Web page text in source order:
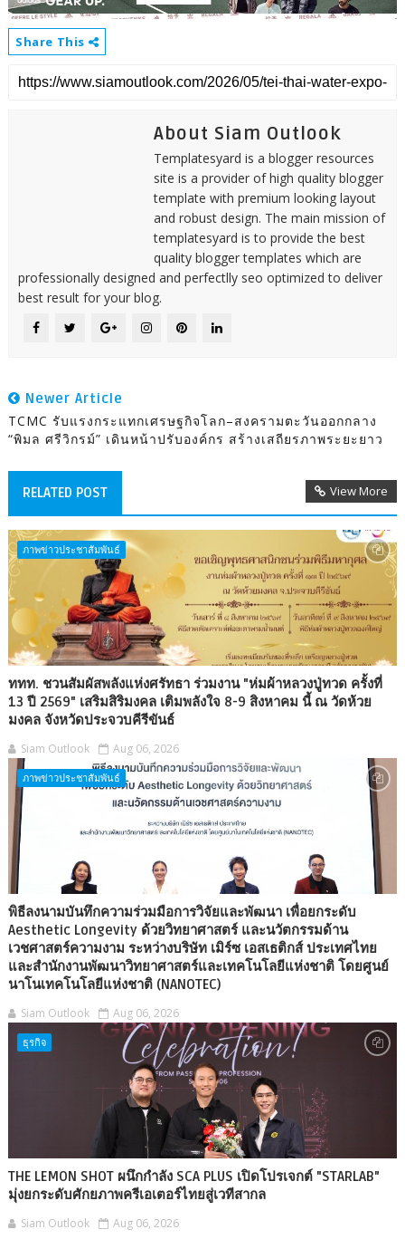
Share This
About Siam Outlook
Templatesyard is a blogger resources
site is a provider of high quality blogger
template with premium looking layout
and robust design. The main mission of
templatesyard is to provide the best
quality blogger templates which are
professionally designed and perfectlly seo optimized to deliver
best result for your blog.
Newer Article
TCMC รับแรงกระแทกเศรษฐกิจโลก–สงครามตะวันออกกลาง
“พิมล ศรีวิกรม์” เดินหน้าปรับองค์กร สร้างเสถียรภาพระยะยาว
RELATED POST View More
ภาพข่าวประชาสัมพันธ์
ททท. ชวนสัมผัสพลังแห่งศรัทธา ร่วมงาน "ห่มผ้าหลวงปู่ทวด ครั้งที่
13 ปี 2569" เสริมสิริมงคล เติมพลังใจ 8-9 สิงหาคม นี้ ณ วัดห้วย
มงคล จังหวัดประจวบคีรีขันธ์
Siam Outlook Aug 06, 2026
ภาพข่าวประชาสัมพันธ์
พิธีลงนามบันทึกความร่วมมือการวิจัยและพัฒนา เพื่อยกระดับ
Aesthetic Longevity ด้วยวิทยาศาสตร์ และนวัตกรรมด้าน
เวชศาสตร์ความงาม ระหว่างบริษัท เมิร์ซ เอสเธติกส์ ประเทศไทย
และสำนักงานพัฒนาวิทยาศาสตร์และเทคโนโลยีแห่งชาติ โดยศูนย์
นาโนเทคโนโลยีแห่งชาติ (NANOTEC)
Siam Outlook Aug 06, 2026
ธุรกิจ
THE LEMON SHOT ผนึกกำลัง SCA PLUS เปิดโปรเจกต์ "STARLAB"
มุ่งยกระดับศักยภาพครีเอเตอร์ไทยสู่เวทีสากล
Siam Outlook Aug 06, 2026